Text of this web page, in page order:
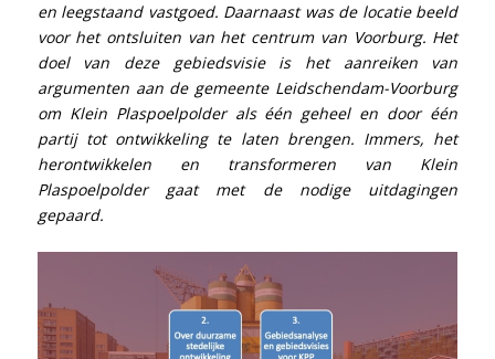
en leegstaand vastgoed. Daarnaast was de locatie beeld
voor het ontsluiten van het centrum van Voorburg. Het
doel van deze gebiedsvisie is het aanreiken van
argumenten aan de gemeente Leidschendam-Voorburg
om Klein Plaspoelpolder als één geheel en door één
partij tot ontwikkeling te laten brengen. Immers, het
herontwikkelen en transformeren van Klein
Plaspoelpolder gaat met de nodige uitdagingen
gepaard.